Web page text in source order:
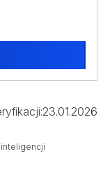
23.01.2026